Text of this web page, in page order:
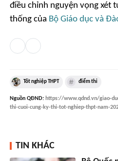
điều chỉnh nguyện vọng xét
thống của Bộ Giáo dục và
Tốt nghiệp THPT điểm thi
Nguồn QĐND: https://www.qdnd.vn/giao-
thi-cuoi-cung-ky-thi-tot-nghiep-thpt-nam-
TIN KHÁC